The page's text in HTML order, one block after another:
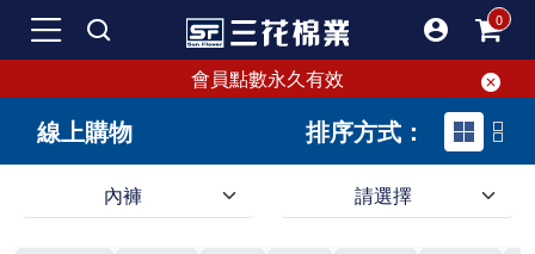
會員點數永久有效
線上購物 排序方式：
內褲 請選擇